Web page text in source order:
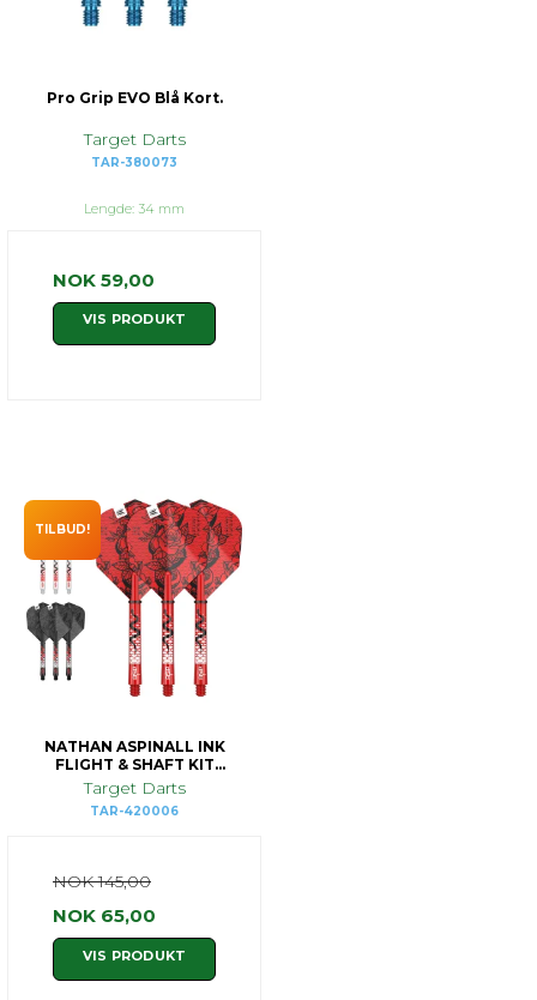
Pro Grip EVO Blå Kort.
Target Darts
TAR-380073
Lengde: 34 mm
NOK 59,00
VIS PRODUKT
TILBUD!
NATHAN ASPINALL INK
FLIGHT & SHAFT KIT
MEDIUM
Target Darts
TAR-420006
NOK 145,00
NOK 65,00
VIS PRODUKT